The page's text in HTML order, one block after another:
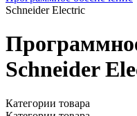
Schneider Electric
Schneider
Категории товара